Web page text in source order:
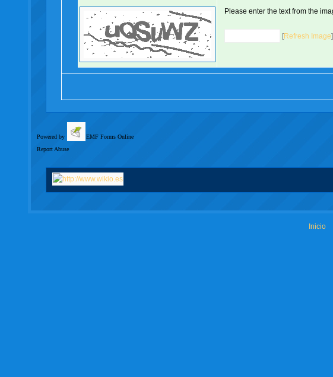
Please enter the text from the
[Refresh Image
Powered by EMF Forms Online
Report Abuse
Inicio